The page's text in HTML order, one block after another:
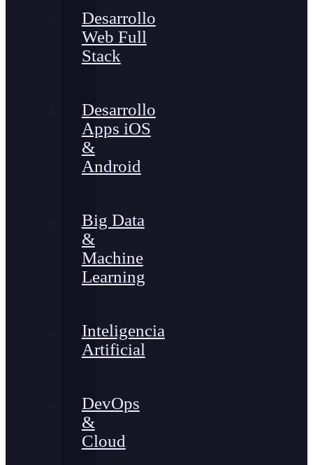
Desarrollo
Web Full
Stack
Desarrollo
Apps iOS
&
Android
Big Data
&
Machine
Learning
Inteligencia
Artificial
DevOps
&
Cloud